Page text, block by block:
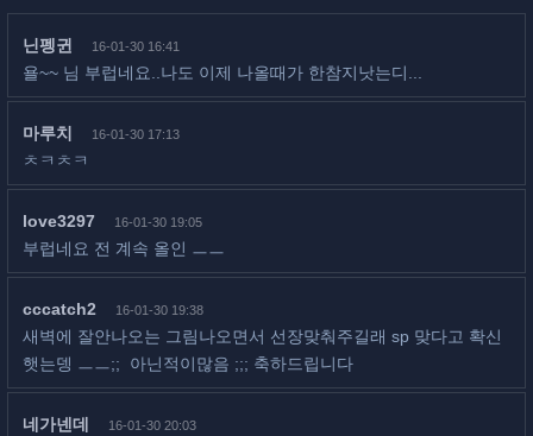
닌펭귄 16-01-30 16:41
욜~~ 님 부럽네요..나도 이제 나올때가 한참지낫는디...
마루치 16-01-30 17:13
ㅊㅋㅊㅋ
love3297 16-01-30 19:05
부럽네요 전 계속 올인 ㅡㅡ
cccatch2 16-01-30 19:38
새벽에 잘안나오는 그림나오면서 선장맞춰주길래 sp 맞다고 확신
햇는뎅 ㅡㅡ;; 아닌적이많음 ;;; 축하드립니다
네가넨데 16-01-30 20:03